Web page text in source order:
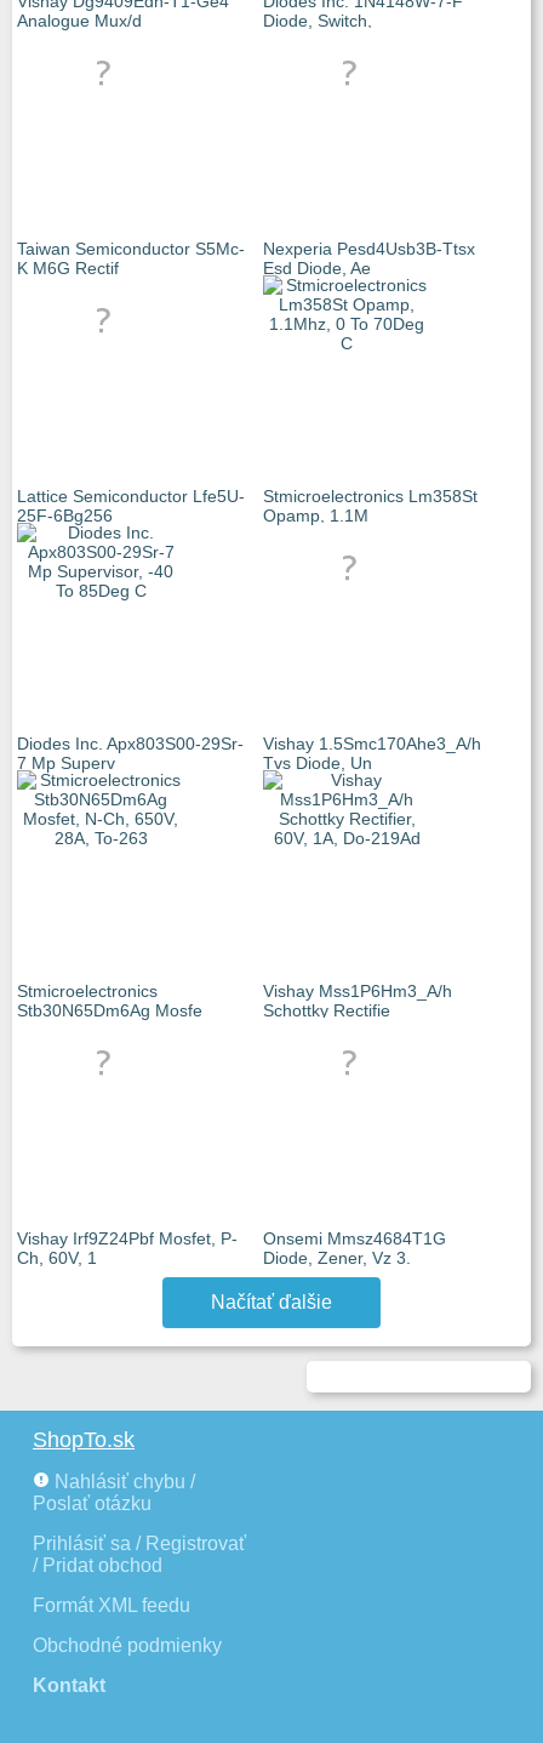
Analogue Mux/d
Diode, Switch,
Taiwan Semiconductor S5Mc-
K M6G Rectif
Nexperia Pesd4Usb3B-Ttsx
Esd Diode, Ae
Lattice Semiconductor Lfe5U-
25F-6Bg256
Stmicroelectronics Lm358St
Opamp, 1.1M
Diodes Inc. Apx803S00-29Sr-
7 Mp Superv
Vishay 1.5Smc170Ahe3_A/h
Tvs Diode, Un
Stmicroelectronics
Stb30N65Dm6Ag Mosfe
Vishay Mss1P6Hm3_A/h
Schottky Rectifie
Vishay Irf9Z24Pbf Mosfet, P-
Ch, 60V, 1
Onsemi Mmsz4684T1G
Diode, Zener, Vz 3.
Načítať ďalšie
ShopTo.sk
Nahlásiť chybu /
Poslať otázku
Prihlásiť sa / Registrovať
/ Pridat obchod
Formát XML feedu
Obchodné podmienky
Kontakt